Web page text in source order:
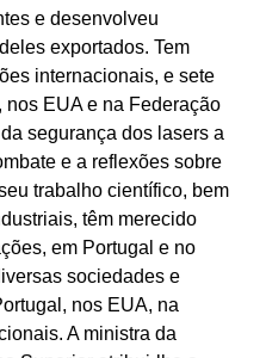
e desenvolveu
exportados. Tem
internacionais, e sete
nos EUA e na Federação
segurança dos lasers a
e a reflexões sobre
trabalho científico, bem
têm merecido
em Portugal e no
sociedades e
nos EUA, na
A ministra da